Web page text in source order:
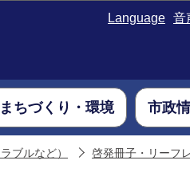
Language 音
まちづくり・環境 市政
ブルなど） 啓発冊子・リーフ